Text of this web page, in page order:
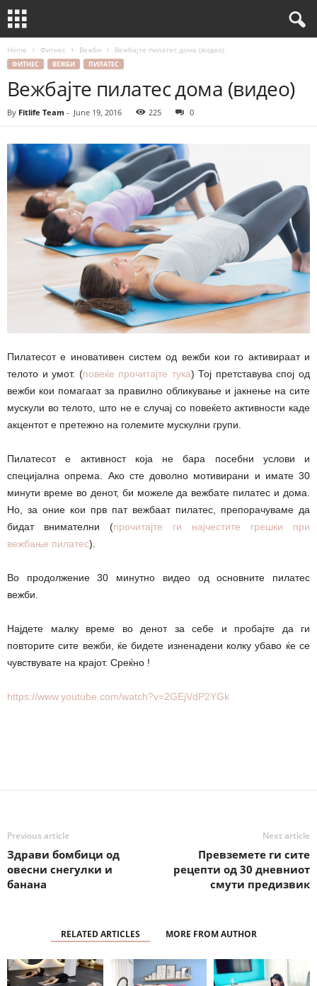
Home Фитнес Вежби Вежбајте пилатес дома (видео)
ФИТНЕС ВЕЖБИ ПИЛАТЕС
Вежбајте пилатес дома (видео)
By Fitlife Team - June 19, 2016 225 0
Пилатесот е иновативен систем од вежби кои го активираат и
телото и умот. (повеќе прочитајте тука) Тој претставува спој од
вежби кои помагаат за правилно обликување и јакнење на сите
мускули во телото, што не е случај со повеќето активности каде
акцентот е претежно на големите мускулни групи.
Пилатесот е активност која не бара посебни услови и
специјална опрема. Ако сте доволно мотивирани и имате 30
минути време во денот, би можеле да вежбате пилатес и дома.
Но, за оние кои прв пат вежбаат пилатес, препорачуваме да
бидат внимателни (прочитајте ги најчестите грешки при
вежбање пилатес).
Во продолжение 30 минутно видео од основните пилатес
вежби.
Најдете малку време во денот за себе и пробајте да ги
повторите сите вежби, ќе бидете изненадени колку убаво ќе се
чувствувате на крајот. Среќно !
https://www.youtube.com/watch?v=2GEjVdP2YGk
Previous article
Здрави бомбици од
овесни снегулки и
банана
Next article
Превземете ги сите
рецепти од 30 дневниот
смути предизвик
RELATED ARTICLES MORE FROM AUTHOR